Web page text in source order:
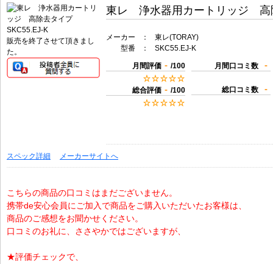
販売を終了させて頂きまし
た。
東レ 浄水器用カートリッジ 高
メーカー ：
東レ(TORAY)
型番
： SKC55.EJ-K
月間評価 - /100
総合評価 - /100
月間口コミ数 -
総口コミ数 -
スペック詳細 メーカーサイトへ
こちらの商品の口コミはまだございません。
携帯de安心会員にご加入で商品をご購入いただいたお客様は、
商品のご感想をお聞かせください。
口コミのお礼に、ささやかではございますが、
★評価チェックで、